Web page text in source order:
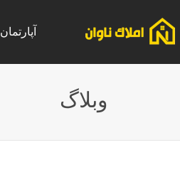
آپارتمان
وبلاگ